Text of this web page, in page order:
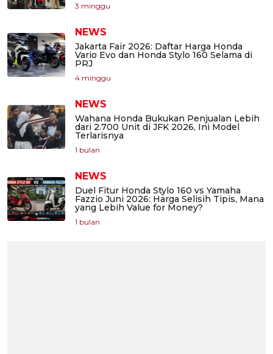
3 minggu
NEWS
Jakarta Fair 2026: Daftar Harga Honda
Vario Evo dan Honda Stylo 160 Selama di
PRJ
4 minggu
NEWS
Wahana Honda Bukukan Penjualan Lebih
dari 2.700 Unit di JFK 2026, Ini Model
Terlarisnya
1 bulan
NEWS
Duel Fitur Honda Stylo 160 vs Yamaha
Fazzio Juni 2026: Harga Selisih Tipis, Mana
yang Lebih Value for Money?
1 bulan